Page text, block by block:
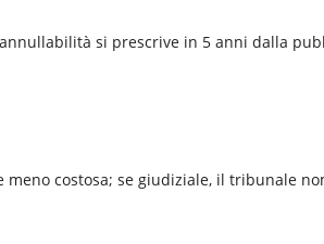
si prescrive in 5 anni dalla
costosa; se giudiziale, il tribunale